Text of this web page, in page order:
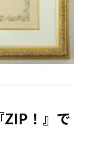
ZIP！』で